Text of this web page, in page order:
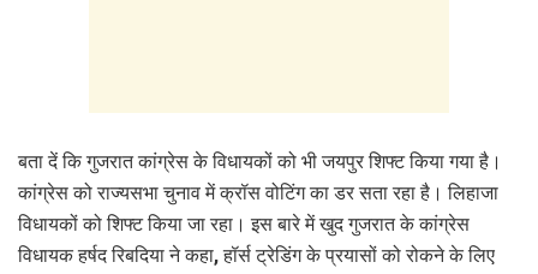
बता दें कि गुजरात कांग्रेस के विधायकों को भी जयपुर शिफ्ट किया गया है।
कांग्रेस को राज्यसभा चुनाव में क्रॉस वोटिंग का डर सता रहा है। लिहाजा
विधायकों को शिफ्ट किया जा रहा। इस बारे में खुद गुजरात के कांग्रेस
विधायक हर्षद रिबदिया ने कहा, हॉर्स ट्रेडिंग के प्रयासों को रोकने के लिए